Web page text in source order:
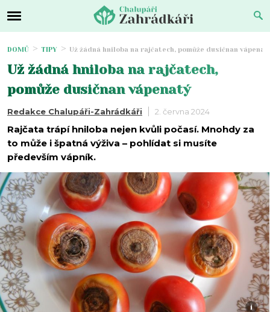
DOMŮ TIPY Už žádná hniloba na rajčatech, pomůže dusičnan
Už žádná hniloba na rajčatech,
pomůže dusičnan vápenatý
Redakce Chalupáři-Zahrádkáři 2. června 2024
Rajčata trápí hniloba nejen kvůli počasí. Mnohdy za
to může i špatná výživa – pohlídat si musíte
především vápník.
i